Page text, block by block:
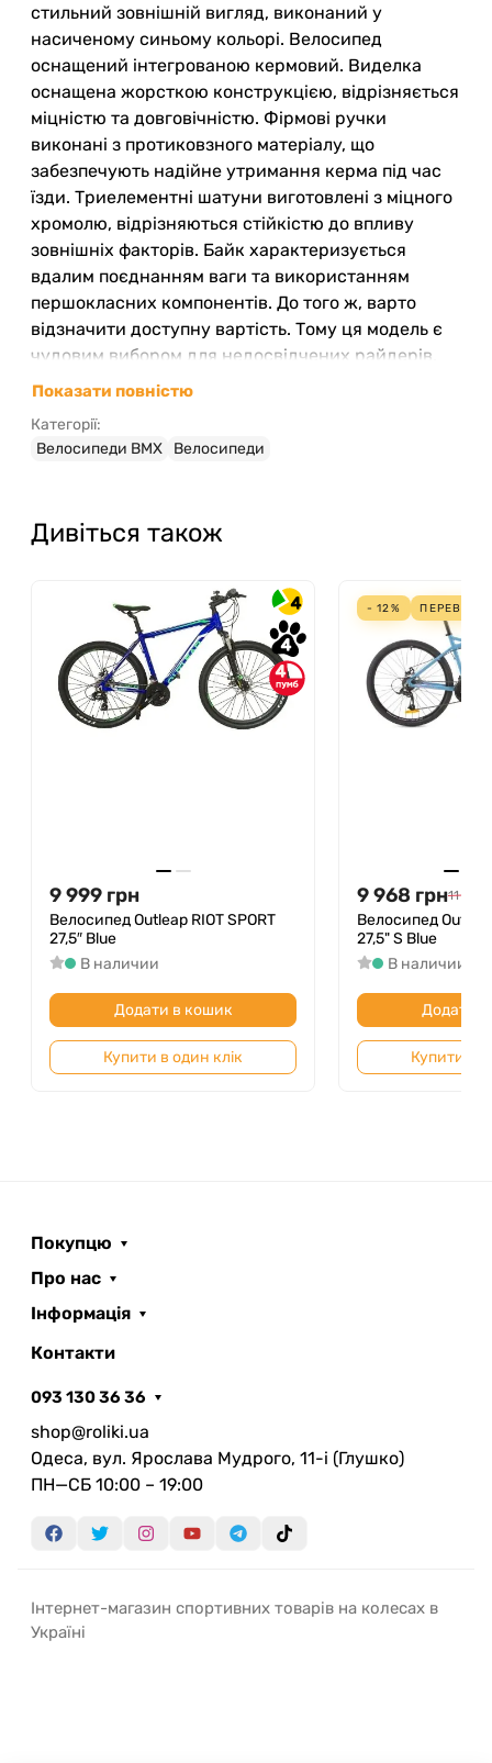
стильний зовнішній вигляд, виконаний у
насиченому синьому кольорі. Велосипед
оснащений інтегрованою кермовий. Виделка
оснащена жорсткою конструкцією, відрізняється
міцністю та довговічністю. Фірмові ручки
виконані з протиковзного матеріалу, що
забезпечують надійне утримання керма під час
їзди. Триелементні шатуни виготовлені з міцного
хромолю, відрізняються стійкістю до впливу
зовнішніх факторів. Байк характеризується
вдалим поєднанням ваги та використанням
першокласних компонентів. До того ж, варто
відзначити доступну вартість. Тому ця модель є
чудовим вибором для недосвідчених райдерів.
Показати повністю
Категорії:
Велосипеди BMX
Велосипеди
Дивіться також
4
4
4
9 999 грн
Велосипед Outleap RIOT SPORT
27,5″ Blue
В наличии
Додати в кошик
Купити в один клік
- 12% ПЕРЕВАГА
9 968 грн11 316
Велосипед
27,5" S Blue
В наличии
Додати
Купити в
Покупцю
Про нас
Інформація
Контакти
093 130 36 36
shop@roliki.ua
Одеса, вул. Ярослава Мудрого, 11-i (Глушко)
ПН—СБ 10:00 – 19:00
Інтернет-магазин спортивних товарів на колесах в
Україні